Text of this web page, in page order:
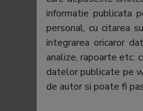
Periodicitate:
Category:
Aria de
difuzare:
informatie publicata
personal, cu citarea
integrarea oricaror
analize, rapoarte etc.
datelor publicate pe
de autor si poate fi